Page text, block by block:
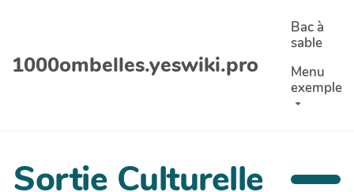
1000ombelles.yeswiki.pro
Bac à
sable
Menu
exemple
Sortie Culturelle